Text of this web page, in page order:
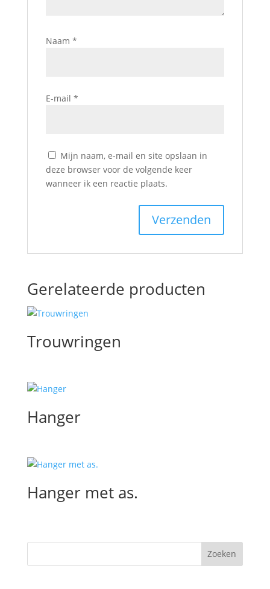
Naam *
E-mail *
Mijn naam, e-mail en site opslaan in
deze browser voor de volgende keer
wanneer ik een reactie plaats.
Gerelateerde producten
Trouwringen
Hanger
Hanger met as.